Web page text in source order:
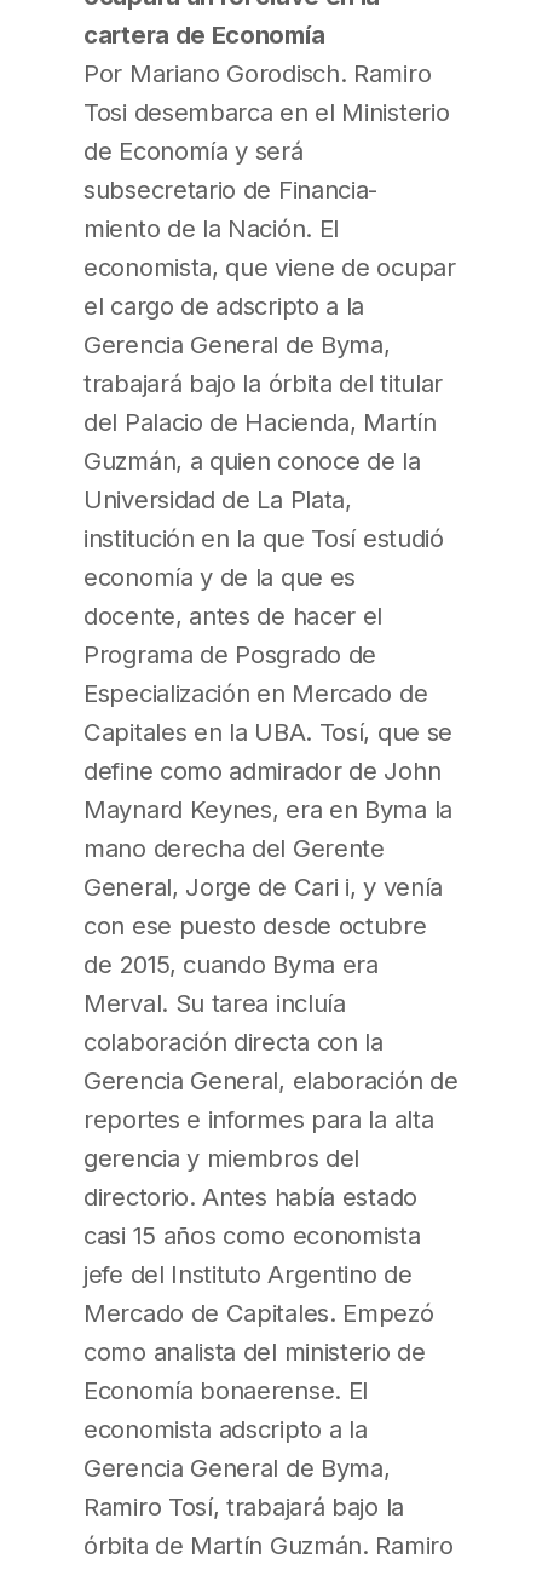
cartera de Economía
Por Mariano Gorodisch. Ramiro
Tosi desembarca en el Ministerio
de Economía y será
subsecretario de Financia-
miento de la Nación. El
economista, que viene de ocupar
el cargo de adscripto a la
Gerencia General de Byma,
trabajará bajo la órbita del titular
del Palacio de Hacienda, Martín
Guzmán, a quien conoce de la
Universidad de La Plata,
institución en la que Tosí estudió
economía y de la que es
docente, antes de hacer el
Programa de Posgrado de
Especialización en Mercado de
Capitales en la UBA. Tosí, que se
define como admirador de John
Maynard Keynes, era en Byma la
mano derecha del Gerente
General, Jorge de Cari i, y venía
con ese puesto desde octubre
de 2015, cuando Byma era
Merval. Su tarea incluía
colaboración directa con la
Gerencia General, elaboración de
reportes e informes para la alta
gerencia y miembros del
directorio. Antes había estado
casi 15 años como economista
jefe del Instituto Argentino de
Mercado de Capitales. Empezó
como analista del ministerio de
Economía bonaerense. El
economista adscripto a la
Gerencia General de Byma,
Ramiro Tosí, trabajará bajo la
órbita de Martín Guzmán. Ramiro